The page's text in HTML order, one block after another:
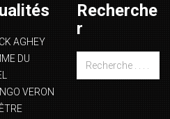
AGHEY
DU
VERON
Recherche
r